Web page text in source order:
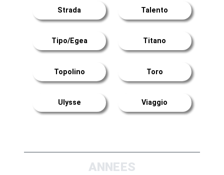
Strada Talento
Tipo/Egea Titano
Topolino Toro
Ulysse Viaggio
ANNEES